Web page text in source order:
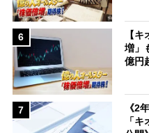
6
【
増」
億円
7
《2
「